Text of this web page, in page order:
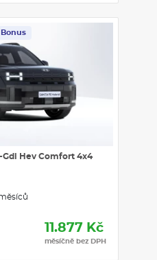
Bonus
Gdi Hev Comfort 4x4
11.877 Kč
měsíčně bez DPH